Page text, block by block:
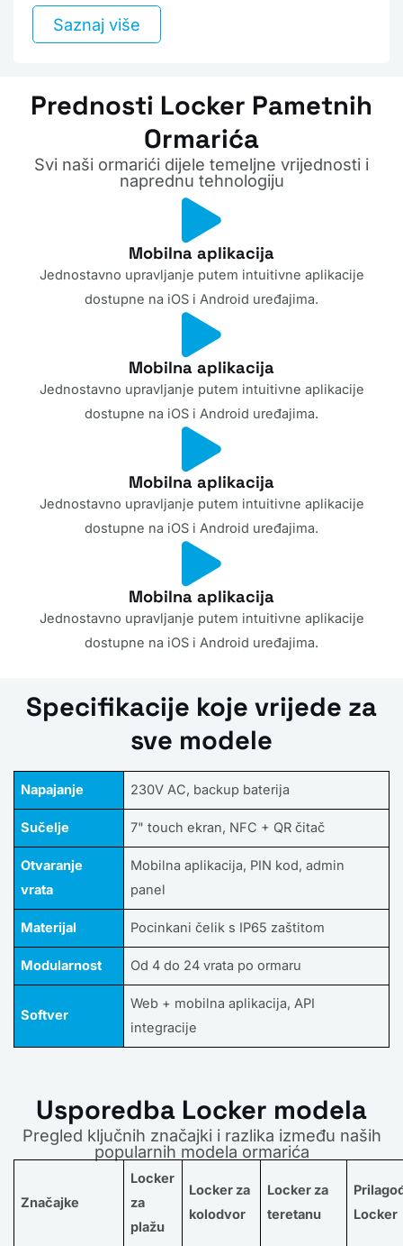
Saznaj više
Prednosti Locker Pametnih
Ormarića
Svi naši ormarići dijele temeljne vrijednosti i
naprednu tehnologiju
Mobilna aplikacija
Jednostavno upravljanje putem intuitivne aplikacije
dostupne na iOS i Android uređajima.
Mobilna aplikacija
Jednostavno upravljanje putem intuitivne aplikacije
dostupne na iOS i Android uređajima.
Mobilna aplikacija
Jednostavno upravljanje putem intuitivne aplikacije
dostupne na iOS i Android uređajima.
Mobilna aplikacija
Jednostavno upravljanje putem intuitivne aplikacije
dostupne na iOS i Android uređajima.
Specifikacije koje vrijede za
sve modele
Napajanje 230V AC, backup baterija
Sučelje 7" touch ekran, NFC + QR čitač
Otvaranje
vrata
Mobilna aplikacija, PIN kod, admin
panel
Materijal Pocinkani čelik s IP65 zaštitom
Modularnost Od 4 do 24 vrata po ormaru
Softver
Web + mobilna aplikacija, API
integracije
Usporedba Locker modela
Pregled ključnih značajki i razlika između naših
popularnih modela ormarića
Značajke
Locker
za
plažu
Locker za
kolodvor
Locker za
teretanu
Locker